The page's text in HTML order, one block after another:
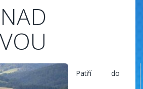
Patří do